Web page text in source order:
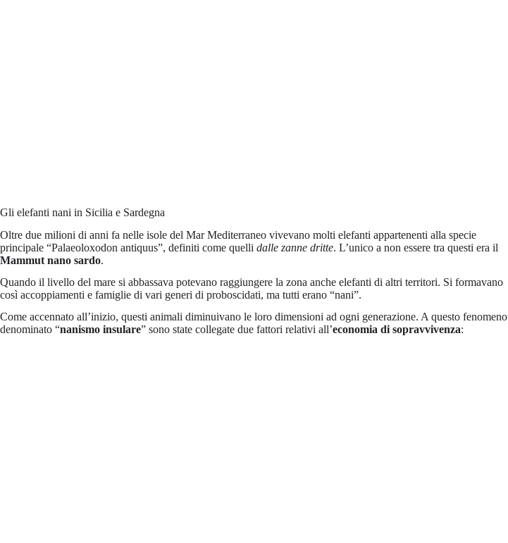
Gli elefanti nani in Sicilia e Sardegna
Oltre due milioni di anni fa nelle isole del Mar Mediterraneo vivevano molti elefanti appartenenti alla specie
principale “Palaeoloxodon antiquus”, definiti come quelli dalle zanne dritte. L’unico a non essere tra questi era il
Mammut nano sardo.
Quando il livello del mare si abbassava potevano raggiungere la zona anche elefanti di altri territori. Si formavano
così accoppiamenti e famiglie di vari generi di proboscidati, ma tutti erano “nani”.
Come accennato all’inizio, questi animali diminuivano le loro dimensioni ad ogni generazione. A questo fenomeno
denominato “nanismo insulare” sono state collegate due fattori relativi all’economia di sopravvivenza: